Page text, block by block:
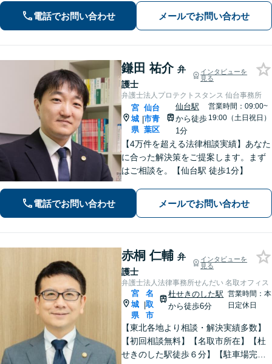
す。どんな些細なお悩みでも大丈夫で
すので、まずはお気軽にご相談くださ
電話でお問い合わせ メールでお問い合わせ
鎌田 祐介 弁
護士
インタビューを
見る
弁護士法人プロテクトスタンス 仙台事務所
宮
城
県
|
仙台
市青
葉区
仙台駅
から徒歩
1分
営業時間：09:00~
19:00（土日祝日）
【4万件を超える法律相談実績】あなた
に合った解決策をご提案します。まず
はご相談を。【仙台駅 徒歩1分】
電話でお問い合わせ メールでお問い合わせ
赤桐 仁輔 弁
護士
インタビューを
見る
弁護士法人法律事務所せんだい 名取オフィス
宮
城
県
|
名
取
市
杜せきのした駅
から徒歩6分
営業時間：本
日定休日
【東北各地より相談・解決実績多数】
【初回相談無料】【名取市所在】【杜
せきのした駅徒歩６分】【駐車場完